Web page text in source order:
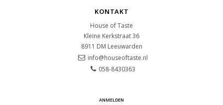
KONTAKT
House of Taste
Kleine Kerkstraat 36
8911 DM Leeuwarden
info@houseoftaste.nl
058-8430363
ANMELDEN